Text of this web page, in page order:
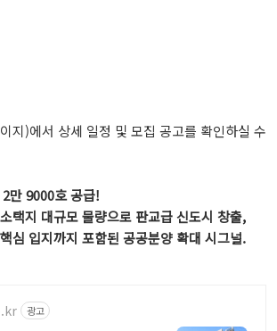
지)에서 상세 일정 및 모집 공고를 확인하실 수
만 9000호 공급!
택지 대규모 물량으로 판교급 신도시 창출,
심 입지까지 포함된 공공분양 확대 시그널.
광고